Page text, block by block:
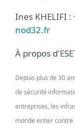
Ines KHELIFI :
nod32.fr
À propos
Depuis plus de 30
de sécurité
entreprises, les
monde entier contre